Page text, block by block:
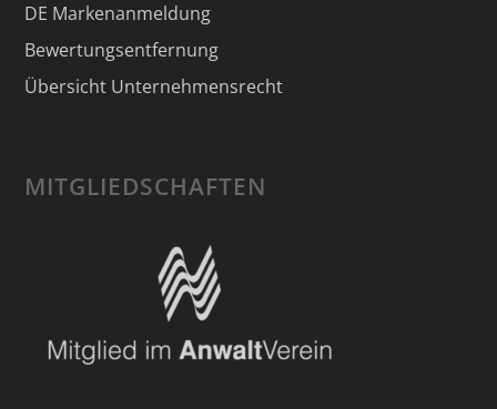
DE Markenanmeldung
Bewertungsentfernung
Übersicht Unternehmensrecht
MITGLIEDSCHAFTEN